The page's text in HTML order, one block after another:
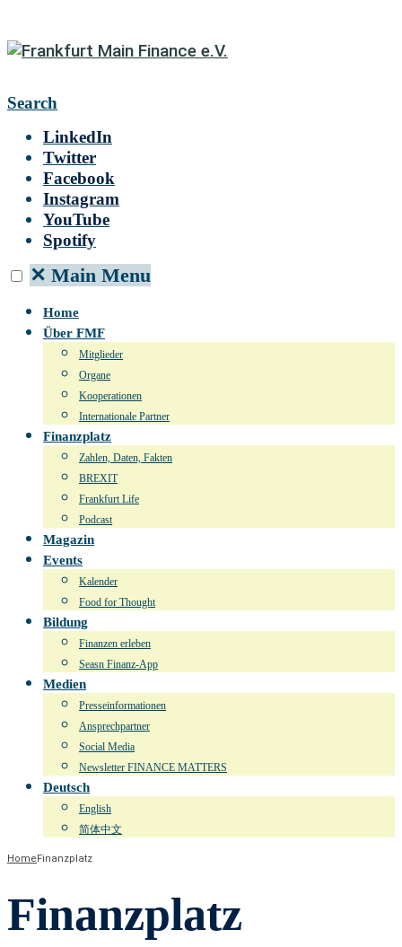
Search
LinkedIn
Twitter
Facebook
Instagram
YouTube
Spotify
✕ Main Menu
Home
Über FMF
Mitglieder
Organe
Kooperationen
Internationale Partner
Finanzplatz
Zahlen, Daten, Fakten
BREXIT
Frankfurt Life
Podcast
Magazin
Events
Kalender
Food for Thought
Bildung
Finanzen erleben
Seasn Finanz-App
Medien
Presseinformationen
Ansprechpartner
Social Media
Newsletter FINANCE MATTERS
Deutsch
English
简体中文
HomeFinanzplatz
Finanzplatz